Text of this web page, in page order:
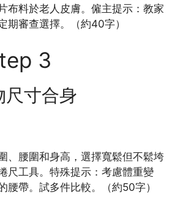
布料於老人皮膚。僱主提示：教家
期審查選擇。（約40字）
3
尺寸合身
、腰圍和身高，選擇寬鬆但不鬆垮
尺工具。特殊提示：考慮體重變
腰帶。試多件比較。（約50字）